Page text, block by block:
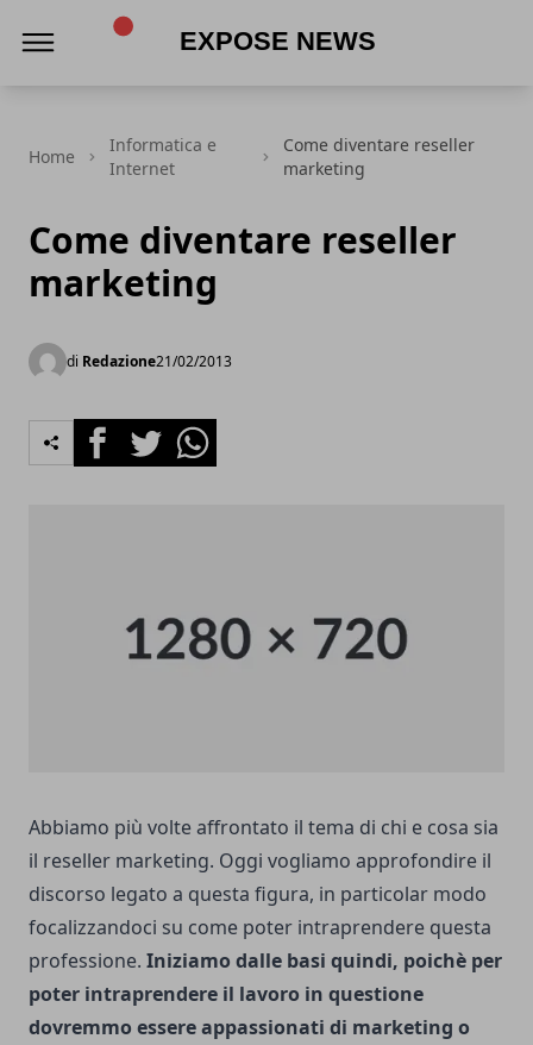
Home
Informatica e
Internet
Come diventare reseller
marketing
Come diventare reseller
marketing
di Redazione21/02/2013
FacebookTwitterWhatsapp
Abbiamo più volte affrontato il tema di chi e cosa sia
il reseller marketing. Oggi vogliamo approfondire il
discorso legato a questa figura, in particolar modo
focalizzandoci su come poter intraprendere questa
professione. Iniziamo dalle basi quindi, poichè per
poter intraprendere il lavoro in questione
dovremmo essere appassionati di marketing o